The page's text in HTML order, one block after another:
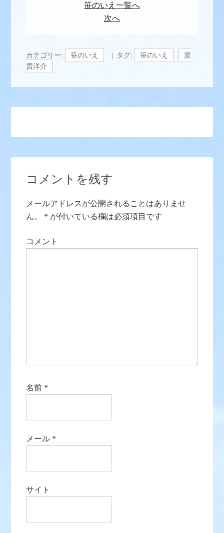
笹のいえ一覧へ
次へ
カテゴリー: 笹のいえ タグ: 笹のいえ
渡
貫洋介
コメントを残す
メールアドレスが公開されることはありませ
ん。
* が付いている欄は必須項目です
コメント
名前 *
メール *
サイト